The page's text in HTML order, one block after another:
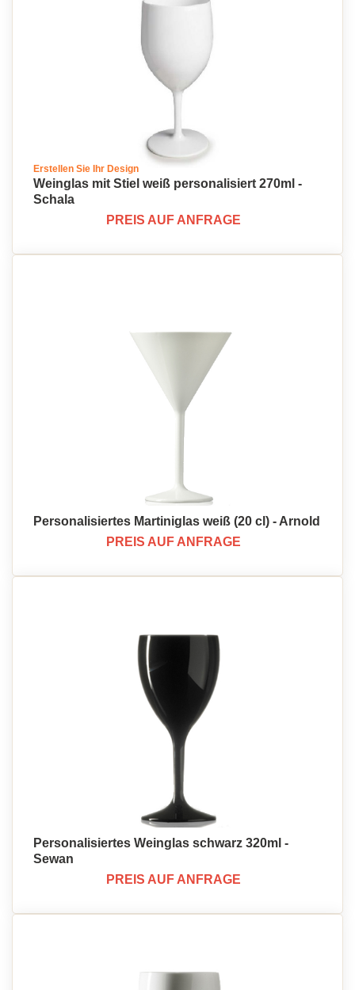
Erstellen Sie Ihr Design
Weinglas mit Stiel weiß personalisiert 270ml -
Schala
PREIS AUF ANFRAGE
Personalisiertes Martiniglas weiß (20 cl) - Arnold
PREIS AUF ANFRAGE
Personalisiertes Weinglas schwarz 320ml -
Sewan
PREIS AUF ANFRAGE